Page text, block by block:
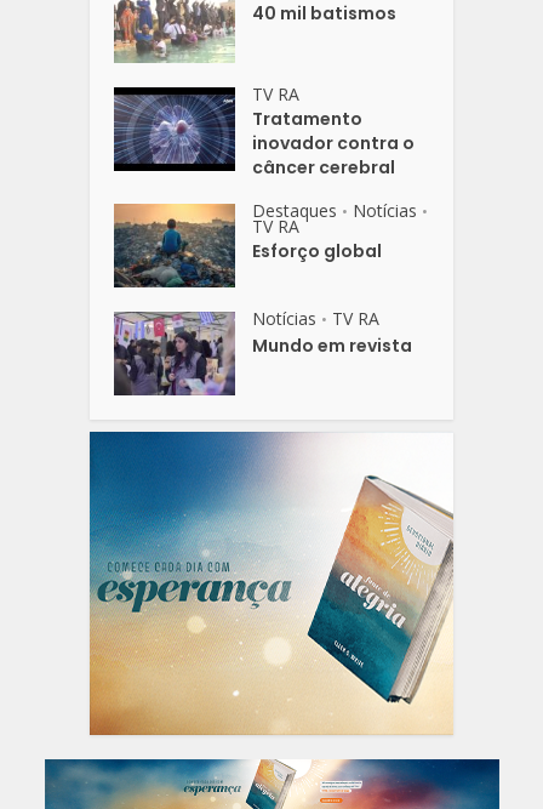
40 mil batismos
TV RA
Tratamento
inovador contra o
câncer cerebral
Destaques • Notícias •
TV RA
Esforço global
Notícias • TV RA
Mundo em revista